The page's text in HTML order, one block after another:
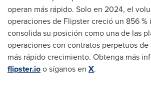
operan más rápido. Solo en 2024, el
operaciones de Flipster creció un 856
consolida su posición como una de las
operaciones con contratos perpetuos
más rápido crecimiento. Obtenga más
flipster.ioo síganos en X.